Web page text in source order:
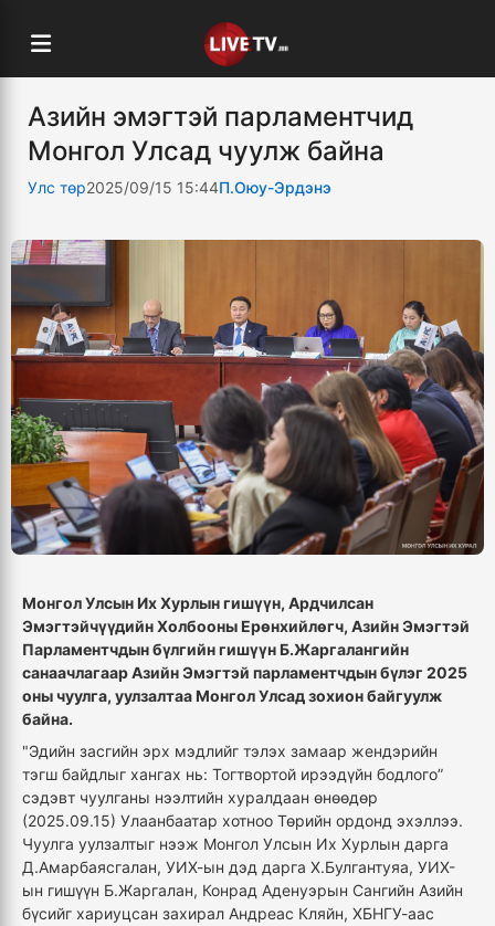
Азийн эмэгтэй парламентчид
Монгол Улсад чуулж байна
Улс төр2025/09/15 15:44П.Оюу-Эрдэнэ
Монгол Улсын Их Хурлын гишүүн, Ардчилсан
Эмэгтэйчүүдийн Холбооны Ерөнхийлөгч, Азийн Эмэгтэй
Парламентчдын бүлгийн гишүүн Б.Жаргалангийн
санаачлагаар Азийн Эмэгтэй парламентчдын бүлэг 2025
оны чуулга, уулзалтаа Монгол Улсад зохион байгуулж
байна.
"Эдийн засгийн эрх мэдлийг тэлэх замаар жендэрийн
тэгш байдлыг хангах нь: Тогтвортой ирээдүйн бодлого”
сэдэвт чуулганы нээлтийн хуралдаан өнөөдөр
(2025.09.15) Улаанбаатар хотноо Төрийн ордонд эхэллээ.
Чуулга уулзалтыг нээж Монгол Улсын Их Хурлын дарга
Д.Амарбаясгалан, УИХ-ын дэд дарга Х.Булгантуяа, УИХ-
ын гишүүн Б.Жаргалан, Конрад Аденуэрын Сангийн Азийн
бүсийг хариуцсан захирал Андреас Кляйн, ХБНГУ-аас